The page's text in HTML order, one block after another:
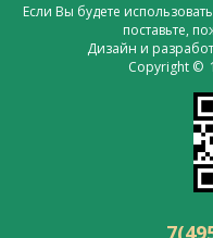
Если Вы будете
поставьте,
Дизайн и
Copyright ©